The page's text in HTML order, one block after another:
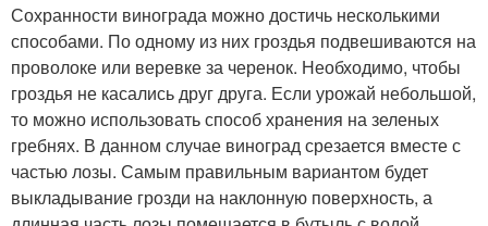
Сохранности винограда можно достичь несколькими
способами. По одному из них гроздья подвешиваются на
проволоке или веревке за черенок. Необходимо, чтобы
гроздья не касались друг друга. Если урожай небольшой,
то можно использовать способ хранения на зеленых
гребнях. В данном случае виноград срезается вместе с
частью лозы. Самым правильным вариантом будет
выкладывание грозди на наклонную поверхность, а